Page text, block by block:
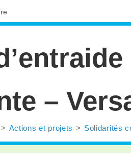
–
> Actions et projets > Solidarités